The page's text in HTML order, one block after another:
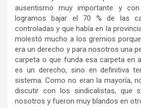
ausentismo muy importante y
logramos bajar el 70 % de las
controladas y que había en la
molestó mucho a los gremios
era un derecho y para nosotros una
carpeta o que funda esa carpeta en
es un derecho, sino en definitiva
sistema. Como no eran la mayoría,
discutir con los sindicalistas, que
nosotros y fueron muy blandos en